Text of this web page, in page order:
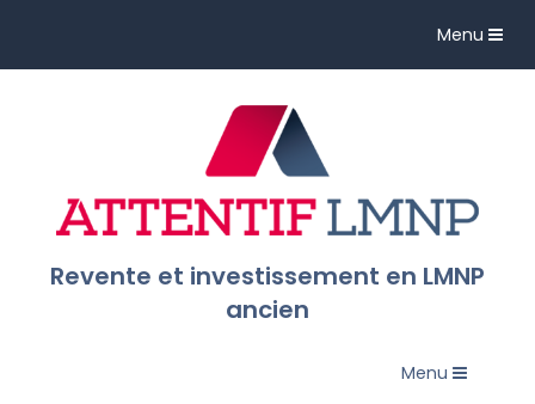
Toggle
Menu
Revente et investissement en LMNP
ancien
Toggle
Menu